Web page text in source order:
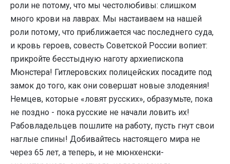
роли не потому, что мы честолюбивы: слишком
много крови на лаврах. Мы настаиваем на нашей
роли потому, что приближается час последнего суда,
и кровь героев, совесть Советской России вопиет:
прикройте бесстыдную наготу архиепископа
Мюнстера! Гитлеровских полицейских посадите под
замок до того, как они совершат новые злодеяния!
Немцев, которые «ловят русских», образумьте, пока
не поздно - пока русские не начали ловить их!
Рабовладельцев пошлите на работу, пусть гнут свои
наглые спины! Добивайтесь настоящего мира не
через 65 лет, а теперь, и не мюнхенски-